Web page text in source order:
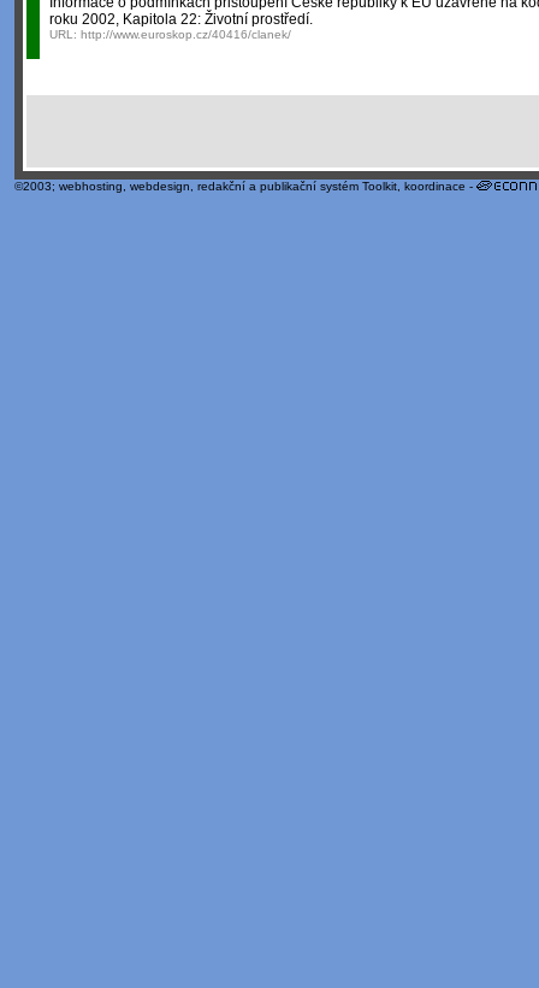
roku 2002, Kapitola 22: Životní prostředí.
URL: http://www.euroskop.cz/40416/clanek/
©2003; webhosting webdesign redakční a publikační systém Toolkit , koordinace -